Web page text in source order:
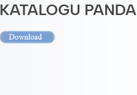
KATALOGU PANDA